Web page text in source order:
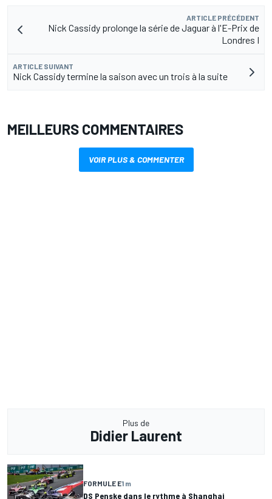
ARTICLE PRÉCÉDENT
Nick Cassidy prolonge la série de Jaguar à l'E-Prix de
Londres I
ARTICLE SUIVANT
Nick Cassidy termine la saison avec un trois à la suite
MEILLEURS COMMENTAIRES
VOIR PLUS & COMMENTER
Plus de
Didier Laurent
FORMULE E1 m
DS Penske dans le rythme à Shanghai